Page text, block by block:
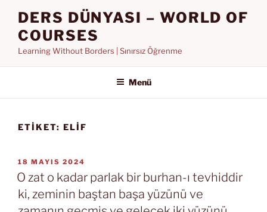
DERS DÜNYASI – WORLD OF
COURSES
Learning Without Borders | Sınırsız Öğrenme
Menü
ETIKET: ELIF
YAYIM
TARIHI
18 MAYIS 2024
O zat o kadar parlak bir burhan-ı tevhiddir
ki, zeminin baştan başa yüzünü ve